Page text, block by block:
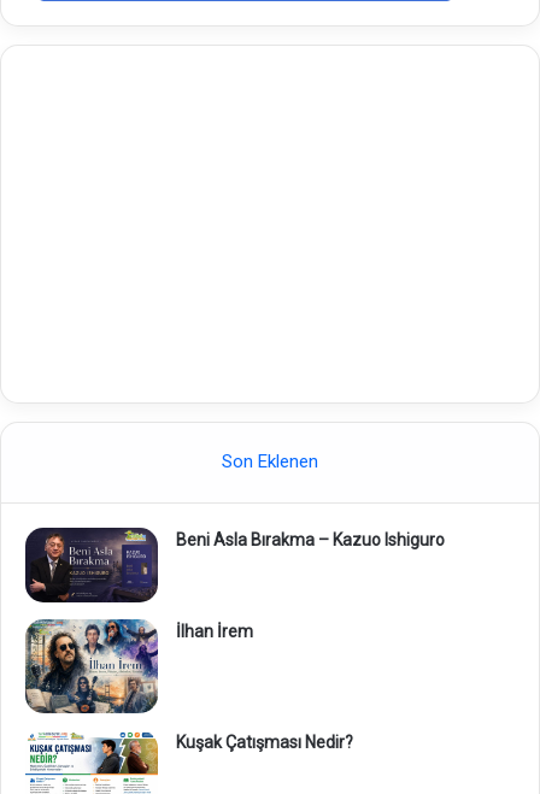
Son Eklenen
Beni Asla Bırakma – Kazuo Ishiguro
İlhan İrem
Kuşak Çatışması Nedir?